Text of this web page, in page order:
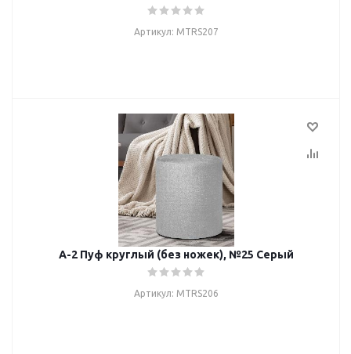
Артикул: MTRS207
А-2 Пуф круглый (без ножек), №25 Серый
Артикул: MTRS206